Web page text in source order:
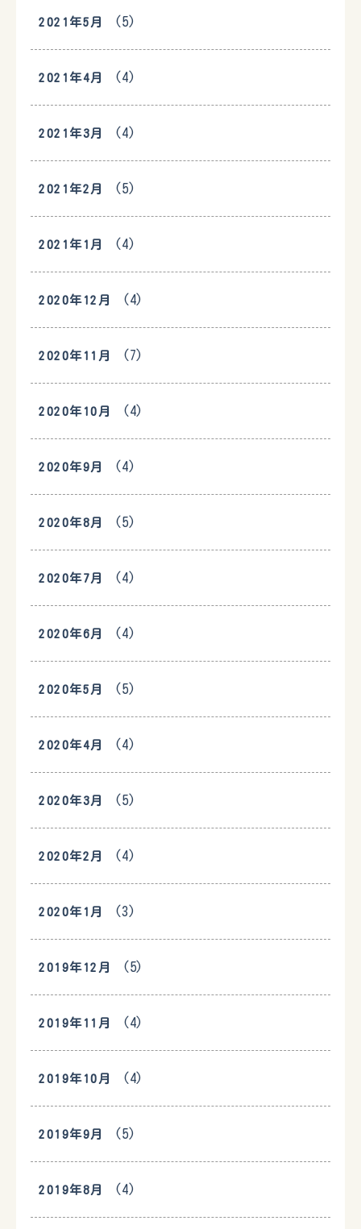
2021年5月 (5)
2021年4月 (4)
2021年3月 (4)
2021年2月 (5)
2021年1月 (4)
2020年12月 (4)
2020年11月 (7)
2020年10月 (4)
2020年9月 (4)
2020年8月 (5)
2020年7月 (4)
2020年6月 (4)
2020年5月 (5)
2020年4月 (4)
2020年3月 (5)
2020年2月 (4)
2020年1月 (3)
2019年12月 (5)
2019年11月 (4)
2019年10月 (4)
2019年9月 (5)
2019年8月 (4)